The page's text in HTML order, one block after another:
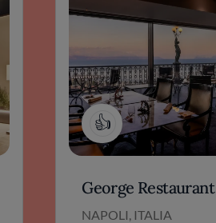
1
George Restaurant
NAPOLI, ITALIA